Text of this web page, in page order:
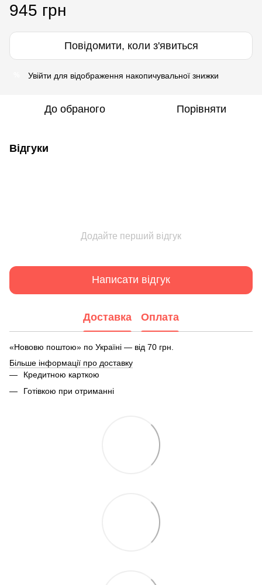
945 грн
Повідомити, коли з'явиться
Увійти для відображення накопичувальної знижки
До обраного Порівняти
Відгуки
Додайте перший відгук
Написати відгук
Доставка Оплата
«Нововю поштою» по Україні — від 70 грн.
Більше інформації про доставку
Кредитною карткою
Готівкою при отриманні